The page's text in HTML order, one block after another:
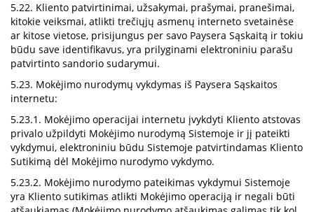
5.22. Kliento patvirtinimai, užsakymai, prašymai, pranešimai,
kitokie veiksmai, atlikti trečiųjų asmenų interneto svetainėse
ar kitose vietose, prisijungus per savo Paysera Sąskaitą ir tokiu
būdu save identifikavus, yra prilyginami elektroniniu parašu
patvirtinto sandorio sudarymui.
5.23. Mokėjimo nurodymų vykdymas iš Paysera Sąskaitos
internetu:
5.23.1. Mokėjimo operacijai internetu įvykdyti Kliento atstovas
privalo užpildyti Mokėjimo nurodymą Sistemoje ir jį pateikti
vykdymui, elektroniniu būdu Sistemoje patvirtindamas Kliento
Sutikimą dėl Mokėjimo nurodymo vykdymo.
5.23.2. Mokėjimo nurodymo pateikimas vykdymui Sistemoje
yra Kliento sutikimas atlikti Mokėjimo operaciją ir negali būti